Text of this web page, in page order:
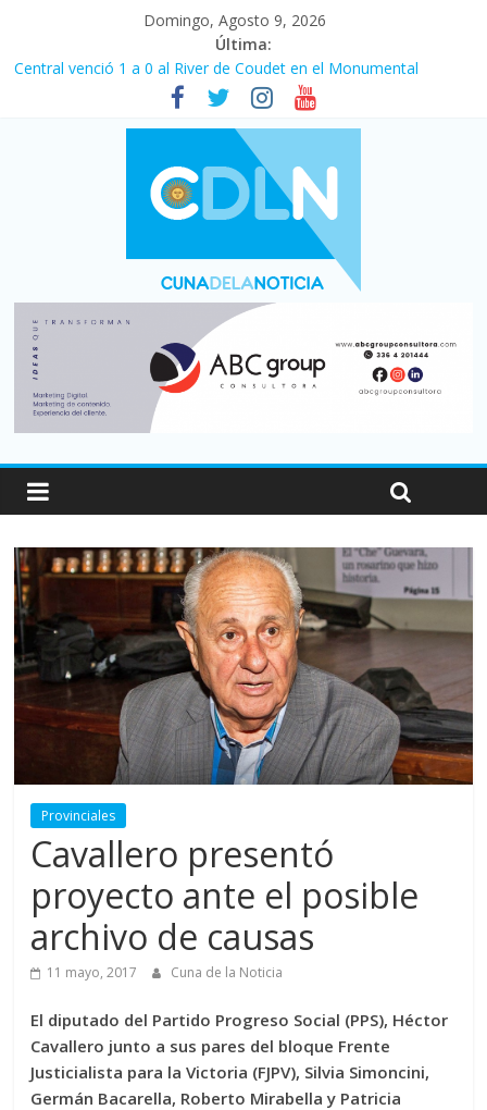
Domingo, Agosto 9, 2026
Última:
Central venció 1 a 0 al River de Coudet en el Monumental
La morosidad alcanzó su nivel más alto en dos décadas y ya
afecta a 400 mil deudores en Santa Fe
Desde que asumió Milei cerraron 41.000 kioscos: el sector
denuncia crisis como en 2001
Vacaciones de invierno con más movimiento y consumo
turístico: 4,6 millones de personas viajaron por el país, un 5,9%
Fuerte caída de la venta de autos usados en julio: bajó un 12,6%
Provinciales
Cavallero presentó
proyecto ante el posible
archivo de causas
11 mayo, 2017 Cuna de la Noticia
El diputado del Partido Progreso Social (PPS), Héctor
Cavallero junto a sus pares del bloque Frente
Justicialista para la Victoria (FJPV), Silvia Simoncini,
Germán Bacarella, Roberto Mirabella y Patricia